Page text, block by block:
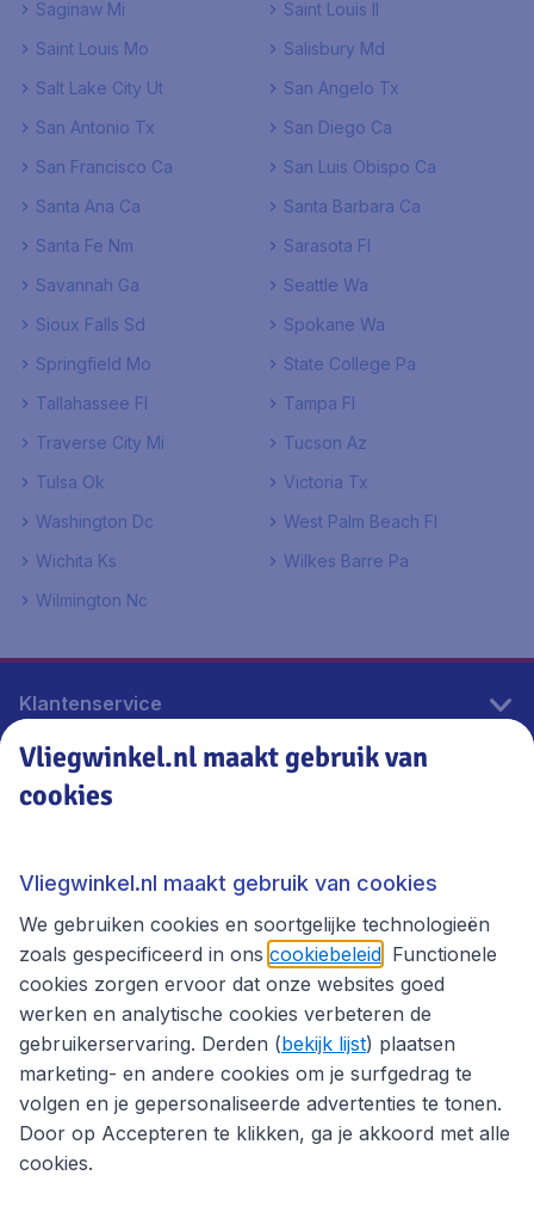
Saginaw Mi
Saint Louis Il
Saint Louis Mo
Salisbury Md
Salt Lake City Ut
San Angelo Tx
San Antonio Tx
San Diego Ca
San Francisco Ca
San Luis Obispo Ca
Santa Ana Ca
Santa Barbara Ca
Santa Fe Nm
Sarasota Fl
Savannah Ga
Seattle Wa
Sioux Falls Sd
Spokane Wa
Springfield Mo
State College Pa
Tallahassee Fl
Tampa Fl
Traverse City Mi
Tucson Az
Tulsa Ok
Victoria Tx
Washington Dc
West Palm Beach Fl
Wichita Ks
Wilkes Barre Pa
Wilmington Nc
Klantenservice
Vliegwinkel.nl
Thema's
Vliegwinkel.nl maakt gebruik van
cookies
Vliegwinkel.nl maakt gebruik van cookies
We gebruiken cookies en soortgelijke technologieën
zoals gespecificeerd in ons cookiebeleid . Functionele
cookies zorgen ervoor dat onze websites goed
werken en analytische cookies verbeteren de
gebruikerservaring. Derden (bekijk lijst) plaatsen
marketing- en andere cookies om je surfgedrag te
volgen en je gepersonaliseerde advertenties te tonen.
Door op Accepteren te klikken, ga je akkoord met alle
cookies.